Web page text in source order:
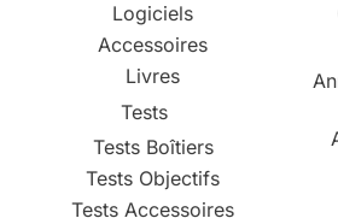
Logiciels
Accessoires
Livres
Tests
Tests Boîtiers
Tests Objectifs
Tests Accessoires